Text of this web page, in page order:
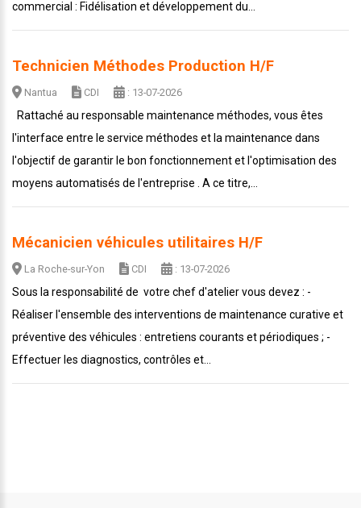
commercial : Fidélisation et développement du...
Technicien Méthodes Production H/F
Nantua CDI : 13-07-2026
Rattaché au responsable maintenance méthodes, vous êtes
l'interface entre le service méthodes et la maintenance dans
l'objectif de garantir le bon fonctionnement et l'optimisation des
moyens automatisés de l'entreprise . A ce titre,...
Mécanicien véhicules utilitaires H/F
La Roche-sur-Yon CDI : 13-07-2026
Sous la responsabilité de votre chef d'atelier vous devez : -
Réaliser l'ensemble des interventions de maintenance curative et
préventive des véhicules : entretiens courants et périodiques ; -
Effectuer les diagnostics, contrôles et...